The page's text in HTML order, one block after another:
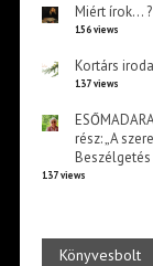
Miért írok…
156 views
Kortárs
137 views
rész: „A
Beszélgetés
137 views
Könyvesbolt